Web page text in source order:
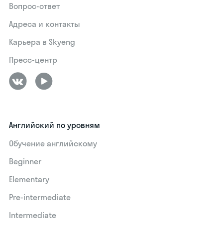
Вопрос-ответ
Адреса и контакты
Карьера в Skyeng
Пресс-центр
Английский по уровням
Обучение английскому
Beginner
Elementary
Pre-intermediate
Intermediate